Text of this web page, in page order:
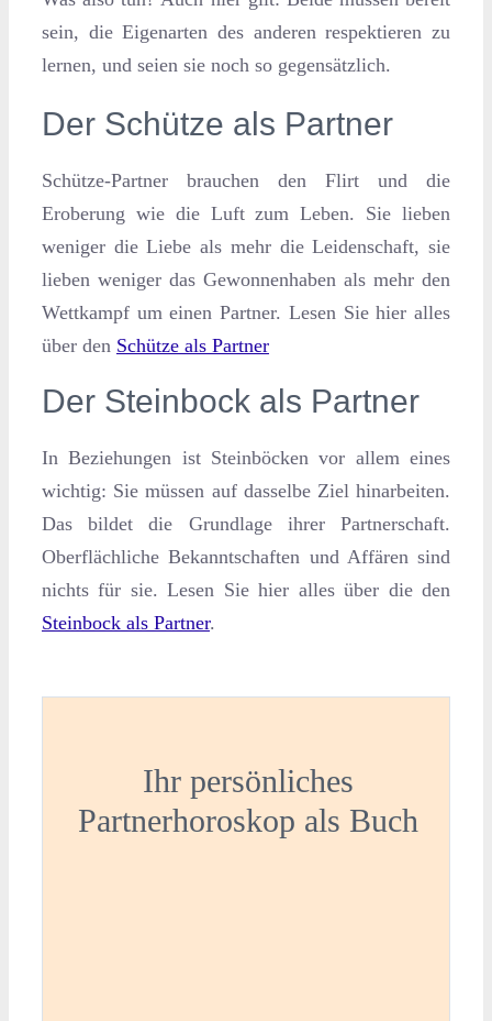
sein, die Eigenarten des anderen respektieren zu
lernen, und seien sie noch so gegensätzlich.
Der Schütze als Partner
Schütze-Partner brauchen den Flirt und die
Eroberung wie die Luft zum Leben. Sie lieben
weniger die Liebe als mehr die Leidenschaft, sie
lieben weniger das Gewonnenhaben als mehr den
Wettkampf um einen Partner. Lesen Sie hier alles
über den Schütze als Partner
Der Steinbock als Partner
In Beziehungen ist Steinböcken vor allem eines
wichtig: Sie müssen auf dasselbe Ziel hinarbeiten.
Das bildet die Grundlage ihrer Partnerschaft.
Oberflächliche Bekanntschaften und Affären sind
nichts für sie. Lesen Sie hier alles über die den
Steinbock als Partner.
Ihr persönliches
Partnerhoroskop als Buch